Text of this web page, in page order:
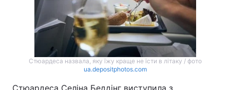
Стюардеса назвала, яку їжу краще не їсти в літаку / фото
ua.depositphotos.com
Стюардеса Селіна Беддінг виступила з